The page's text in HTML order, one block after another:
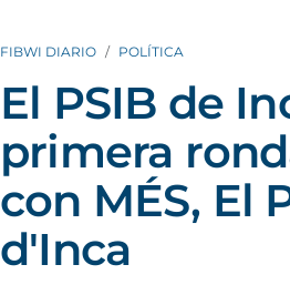
FIBWI DIARIO POLÍTICA
El PSIB de
primera
con MÉS, El
d'Inca